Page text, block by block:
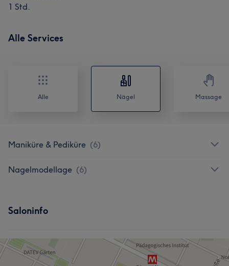
1 Std.
Alle Services
Alle Nägel Massage
Maniküre & Pediküre (6)
Nagelmodellage (6)
Saloninfo